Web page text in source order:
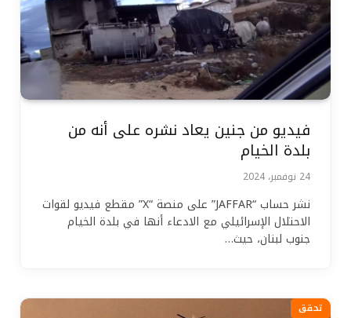
فيديو من جنين يعاد نشره على أنه من
بلدة الخيام
24 نوفمبر، 2024
نشر حساب “JAFFAR” على منصة “X” مقطع فيديو لقوات
الاحتلال الإسرائيلي مع الادعاء أنها في بلدة الخيام
جنوب لبنان، حيث…
تحقق